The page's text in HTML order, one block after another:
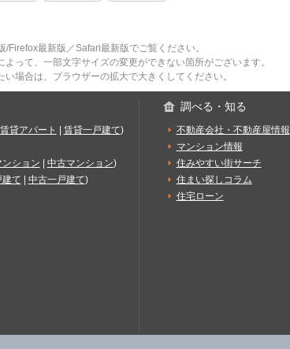
最新版／Safari最新版でご覧ください。
って、一部文字サイズの変更ができない箇所がございます。
場合は、ブラウザーの拡大で大きくしてください。
賃貸アパート | 賃貸一戸建て)
ション | 中古マンション)
て | 中古一戸建て)
調べる・知る
不動産会社・不動産屋情報
マンション情報
住みやすい街サーチ
住まい探しコラム
住宅ローン